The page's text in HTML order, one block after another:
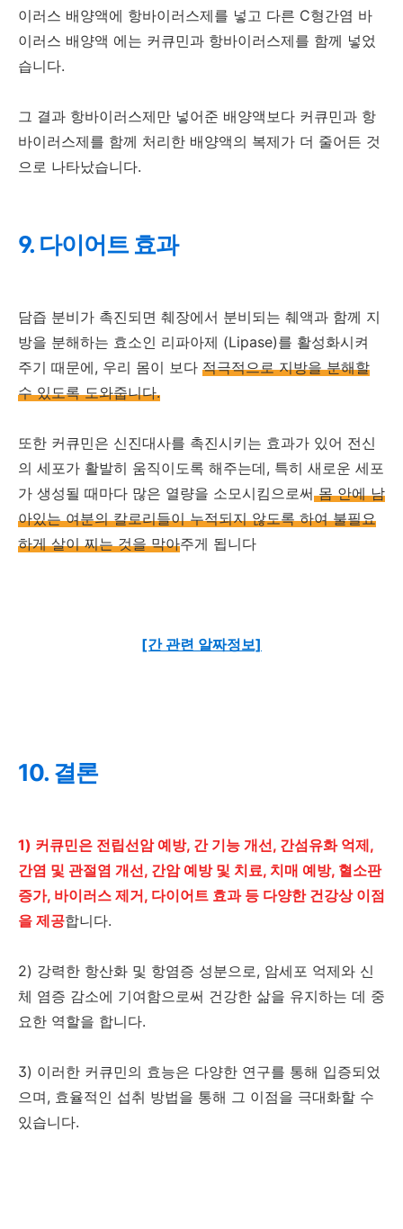
이러스 배양액에 항바이러스제를 넣고 다른 C형간염 바
이러스 배양액 에는 커큐민과 항바이러스제를 함께 넣었
습니다.
그 결과 항바이러스제만 넣어준 배양액보다 커큐민과 항
바이러스제를 함께 처리한 배양액의 복제가 더 줄어든 것
으로 나타났습니다.
9. 다이어트 효과
담즙 분비가 촉진되면 췌장에서 분비되는 췌액과 함께 지
방을 분해하는 효소인 리파아제 (Lipase)를 활성화시켜
주기 때문에, 우리 몸이 보다 적극적으로 지방을 분해할
수 있도록 도와줍니다.
또한 커큐민은 신진대사를 촉진시키는 효과가 있어 전신
의 세포가 활발히 움직이도록 해주는데, 특히 새로운 세포
가 생성될 때마다 많은 열량을 소모시킴으로써몸 안에 남
아있는 여분의 칼로리들이 누적되지 않도록 하여 불필요
하게 살이 찌는 것을 막아주게 됩니다
[간 관련 알짜정보]
10. 결론
1) 커큐민은 전립선암 예방, 간 기능 개선, 간섬유화 억제,
간염 및 관절염 개선, 간암 예방 및 치료, 치매 예방, 혈소판
증가, 바이러스 제거, 다이어트 효과 등 다양한 건강상 이점
을 제공합니다.
2) 강력한 항산화 및 항염증 성분으로, 암세포 억제와 신
체 염증 감소에 기여함으로써 건강한 삶을 유지하는 데 중
요한 역할을 합니다.
3) 이러한 커큐민의 효능은 다양한 연구를 통해 입증되었
으며, 효율적인 섭취 방법을 통해 그 이점을 극대화할 수
있습니다.